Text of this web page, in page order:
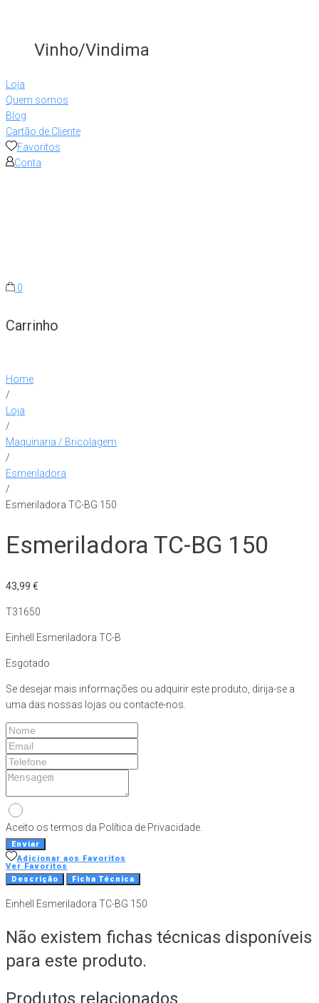
Vinho/Vindima
Loja
Quem somos
Blog
Cartão de Cliente
Favoritos
Conta
0
Carrinho
Home
/
Loja
/
Maquinaria / Bricolagem
/
Esmeriladora
/
Esmeriladora TC-BG 150
Esmeriladora TC-BG 150
43,99 €
T31650
Einhell Esmeriladora TC-B
Esgotado
Se desejar mais informações ou adquirir este produto, dirija-se a
uma das nossas lojas ou contacte-nos.
Aceito os termos da Política de Privacidade.
Enviar
Adicionar aos Favoritos
Ver Favoritos
Descrição
Ficha Técnica
Einhell Esmeriladora TC-BG 150
Não existem fichas técnicas disponíveis
para este produto.
Produtos relacionados